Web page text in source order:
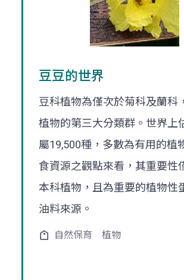
豆豆的世界
豆科植物為僅次於菊科及蘭科
植物的第三大分類群。世界上
屬19,500種，多數為有用的植
食資源之觀點來看，其重要性
本科植物，且為重要的植物性
油料來源。
自然保育 植物